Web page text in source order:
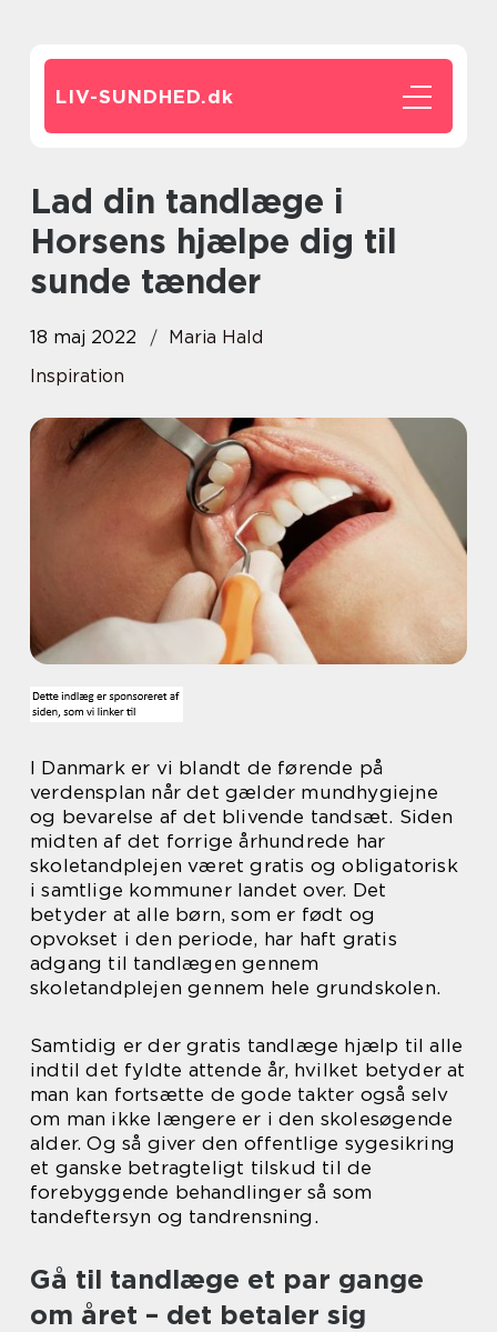
LIV-SUNDHED.dk
Lad din tandlæge i
Horsens hjælpe dig til
sunde tænder
18 maj 2022
Maria Hald
Inspiration
I Danmark er vi blandt de førende på
verdensplan når det gælder mundhygiejne
og bevarelse af det blivende tandsæt. Siden
midten af det forrige århundrede har
skoletandplejen været gratis og obligatorisk
i samtlige kommuner landet over. Det
betyder at alle børn, som er født og
opvokset i den periode, har haft gratis
adgang til tandlægen gennem
skoletandplejen gennem hele grundskolen.
Samtidig er der gratis tandlæge hjælp til alle
indtil det fyldte attende år, hvilket betyder at
man kan fortsætte de gode takter også selv
om man ikke længere er i den skolesøgende
alder. Og så giver den offentlige sygesikring
et ganske betragteligt tilskud til de
forebyggende behandlinger så som
tandeftersyn og tandrensning.
Gå til tandlæge et par gange
om året – det betaler sig